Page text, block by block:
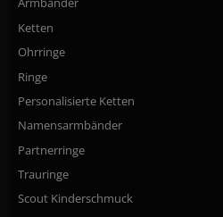
Ketten
Ohrringe
Ringe
Personalisierte Ketten
Namensarmbänder
Partnerringe
Trauringe
Scout Kinderschmuck